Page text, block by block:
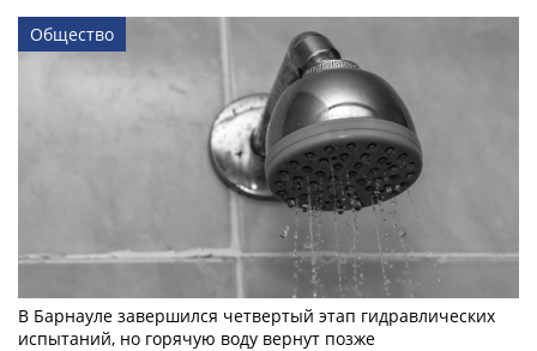
Общество
В Барнауле завершился четвертый этап гидравлических
испытаний, но горячую воду вернут позже